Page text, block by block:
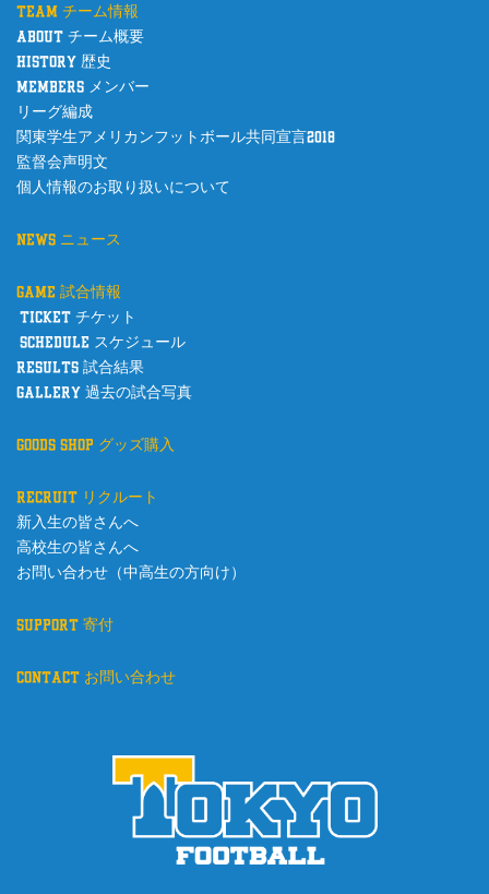
team チーム情報
about チーム概要
history 歴史
members メンバー
リーグ編成
関東学生アメリカンフットボール共同宣言2018
監督会声明文
個人情報のお取り扱いについて
news ニュース
game 試合情報
ticket チケット
schedule スケジュール
results 試合結果
gallery 過去の試合写真
goods shop グッズ購入
recruit リクルート
新入生の皆さんへ
高校生の皆さんへ
お問い合わせ（中高生の方向け）
support 寄付
contact お問い合わせ